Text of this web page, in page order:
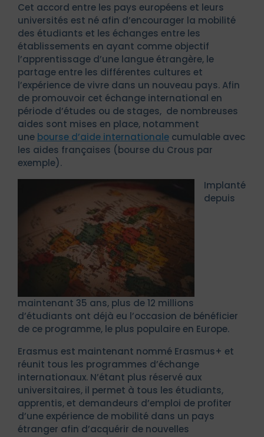
Cet accord entre les pays européens et leurs
universités est né afin d’encourager la mobilité
des étudiants et les échanges entre les
établissements en ayant comme objectif
l’apprentissage d’une langue étrangère, le
partage entre les différentes cultures et
l’expérience de vivre dans un nouveau pays. Afin
de promouvoir cet échange international en
période d’études ou de stages, de nombreuses
aides sont mises en place, notamment
une bourse d’aide internationale cumulable avec
les aides françaises (bourse du Crous par
exemple).
Implanté
depuis
maintenant 35 ans, plus de 12 millions
d’étudiants ont déjà eu l’occasion de bénéficier
de ce programme, le plus populaire en Europe.
Erasmus est maintenant nommé Erasmus+ et
réunit tous les programmes d’échange
internationaux. N’étant plus réservé aux
universitaires, il permet à tous les étudiants,
apprentis, et demandeurs d’emploi de profiter
d’une expérience de mobilité dans un pays
étranger afin d’acquérir de nouvelles